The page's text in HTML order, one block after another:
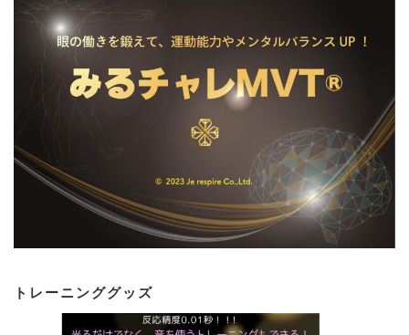
トレーニンググッズ